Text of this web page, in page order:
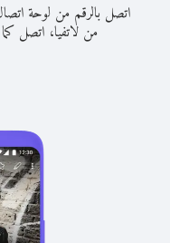
اتصل بالرقم من لوحة
من لاتفيا، اتصل